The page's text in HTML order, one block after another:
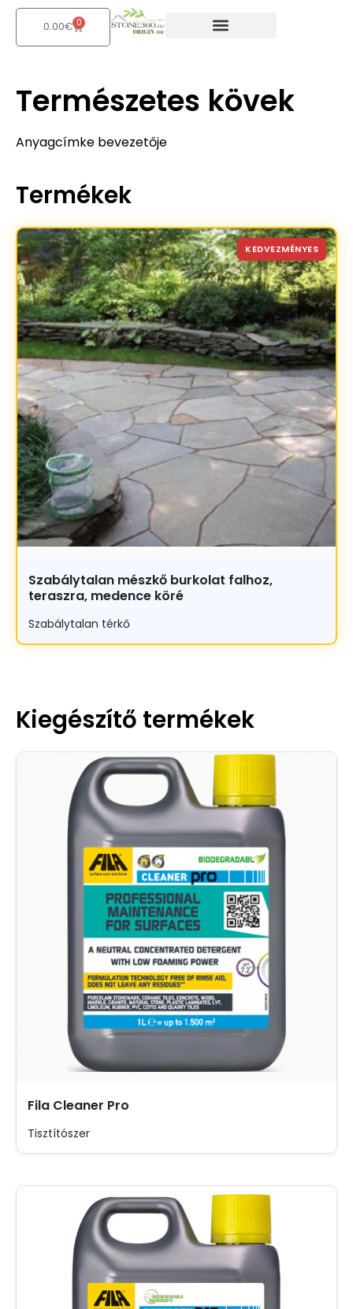
Skip
content
0.00€ 0
Kosár
Természetes kövek
Anyagcímke bevezetője
Termékek
Szabálytalan mészkő burkolat falhoz,
teraszra, medence köré
Szabálytalan térkő
Kiegészítő termékek
Fila Cleaner Pro
Tisztítószer